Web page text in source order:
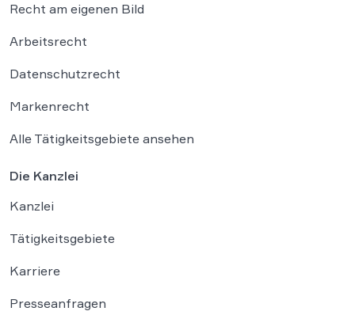
Recht am eigenen Bild
Arbeitsrecht
Datenschutzrecht
Markenrecht
Alle Tätigkeitsgebiete ansehen
Die Kanzlei
Kanzlei
Tätigkeitsgebiete
Karriere
Presseanfragen